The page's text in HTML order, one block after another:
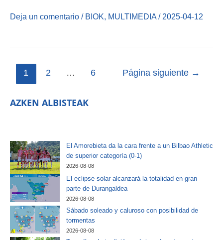
Deja un comentario / BIOK MULTIMEDIA / 2025-04-12
1 2 … 6 Página siguiente →
AZKEN ALBISTEAK
El Amorebieta da la cara frente a un Bilbao Athletic
de superior categoría (0-1)
2026-08-08
El eclipse solar alcanzará la totalidad en gran
parte de Durangaldea
2026-08-08
Sábado soleado y caluroso con posibilidad de
tormentas
2026-08-08